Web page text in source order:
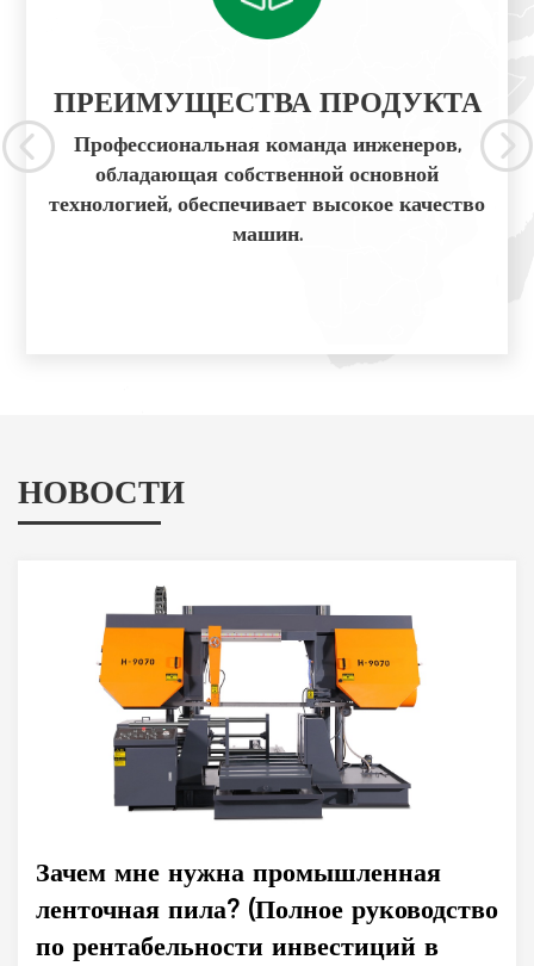
ПРЕИМУЩЕСТВА ПРОДУКТА
Профессиональная команда инженеров,
обладающая собственной основной
технологией, обеспечивает высокое качество
машин.
НОВОСТИ
Зачем мне нужна промышленная
ленточная пила? (Полное руководство
по рентабельности инвестиций в